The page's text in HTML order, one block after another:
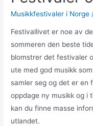
Musikkfestivaler i Norge
Festivallivet er noe av
sommeren den beste
blomstrer det festivaler
ute med god musikk
samler seg og det er en
oppdage ny musikk og i
kan du finne masse
utlandet.